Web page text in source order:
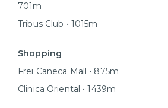
701m
Tribus Club • 1015m
Shopping
Frei Caneca Mall • 875m
Clinica Oriental • 1439m